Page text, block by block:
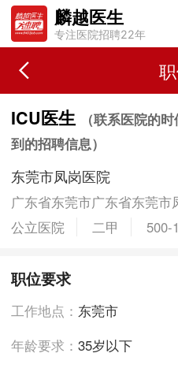
麟越医生
专注医院招聘22年
ICU医生
（联系医院的
到的招聘信息）
东莞市凤岗医院
广东省东莞市广东省东莞市
公立医院
二甲 500-
职位要求
工作地点： 东莞市
年龄要求：35岁以下